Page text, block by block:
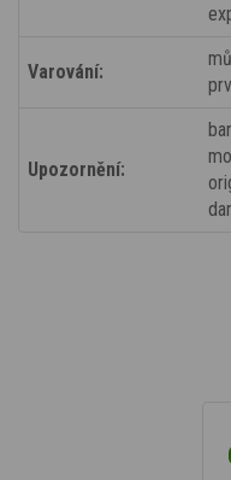
Varování:
Upozornění: